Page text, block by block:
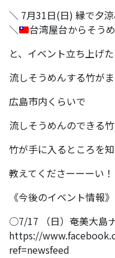
＼ 7月31日(日) 縁で夕
＼
台湾屋台からそう
と、イベント立ち上げ
流しそうめんする竹が
広島市内くらいで
流しそうめんのできる
竹が手に入るところを
教えてくださーーーい！
《今後のイベント情報》
○7/17 （日）奄美大島
https://
ref=newsfeed